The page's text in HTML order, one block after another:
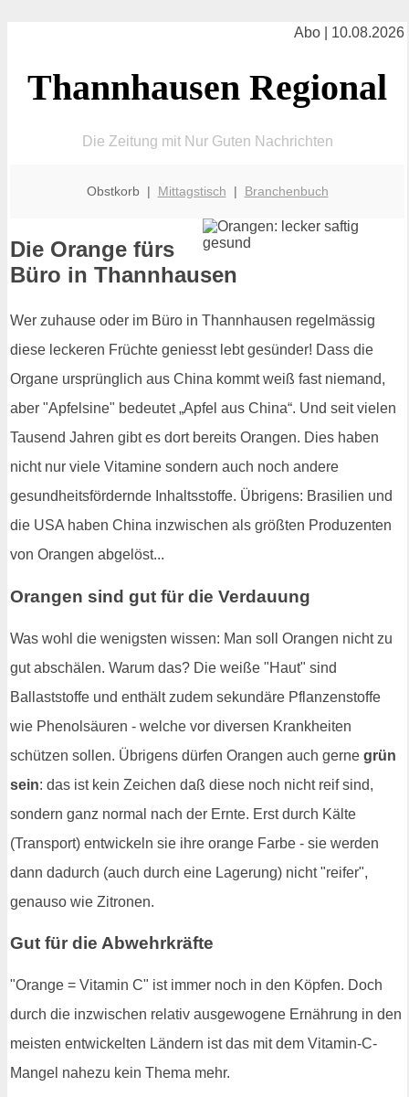
Abo | 10.08.2026
Thannhausen Regional
Die Zeitung mit Nur Guten Nachrichten
Obstkorb | Mittagstisch | Branchenbuch
Die Orange fürs
Büro in Thannhausen
Wer zuhause oder im Büro in Thannhausen regelmässig
diese leckeren Früchte geniesst lebt gesünder! Dass die
Organe ursprünglich aus China kommt weiß fast niemand,
aber "Apfelsine" bedeutet „Apfel aus China“. Und seit vielen
Tausend Jahren gibt es dort bereits Orangen. Dies haben
nicht nur viele Vitamine sondern auch noch andere
gesundheitsfördernde Inhaltsstoffe. Übrigens: Brasilien und
die USA haben China inzwischen als größten Produzenten
von Orangen abgelöst...
Orangen sind gut für die Verdauung
Was wohl die wenigsten wissen: Man soll Orangen nicht zu
gut abschälen. Warum das? Die weiße "Haut" sind
Ballaststoffe und enthält zudem sekundäre Pflanzenstoffe
wie Phenolsäuren - welche vor diversen Krankheiten
schützen sollen. Übrigens dürfen Orangen auch gerne grün
sein: das ist kein Zeichen daß diese noch nicht reif sind,
sondern ganz normal nach der Ernte. Erst durch Kälte
(Transport) entwickeln sie ihre orange Farbe - sie werden
dann dadurch (auch durch eine Lagerung) nicht "reifer",
genauso wie Zitronen.
Gut für die Abwehrkräfte
"Orange = Vitamin C" ist immer noch in den Köpfen. Doch
durch die inzwischen relativ ausgewogene Ernährung in den
meisten entwickelten Ländern ist das mit dem Vitamin-C-
Mangel nahezu kein Thema mehr.